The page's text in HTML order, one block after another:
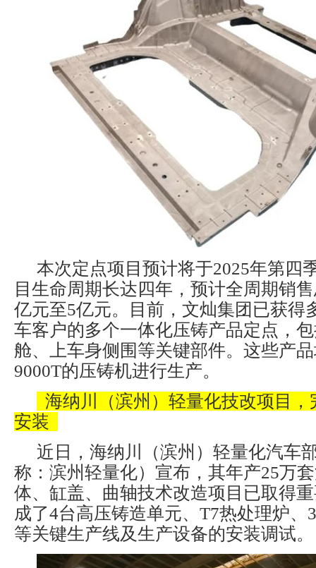
本次定点项目预计将于2025年第四
目生命周期长达四年，预计全周期销
亿元至5亿元。目前，文灿集团已获得
车客户的多个一体化压铸产品定点，
舱、上车身侧围等关键部件。这些产
9000T的压铸机进行生产。
海纳川（滨州）轻量化技改项目，
安装
近日，海纳川（滨州）轻量化汽车
称：滨州轻量化）宣布，其年产25万
体、缸盖、曲轴技术改造项目已取得
成了4台高压铸造单元、T7热处理炉、
等关键生产线及生产设备的安装调试。